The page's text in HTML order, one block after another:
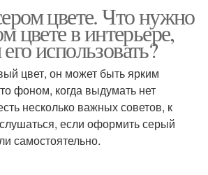
Белая спальня
Спальня в разных
стилях
цвете. Что нужно
цвете в интерьере,
использовать?
цвет, он может быть ярким
фоном, когда выдумать нет
несколько важных советов, к
если оформить серый
самостоятельно.